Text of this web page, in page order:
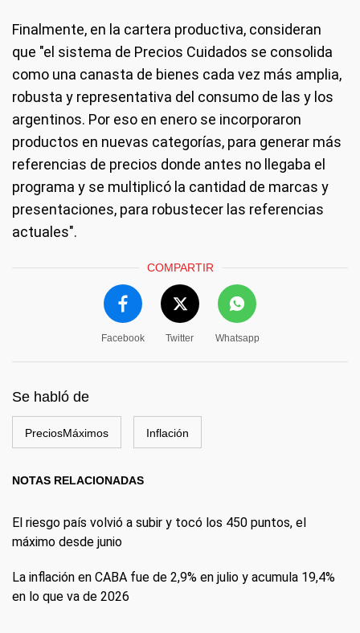
Finalmente, en la cartera productiva, consideran
que "el sistema de Precios Cuidados se consolida
como una canasta de bienes cada vez más amplia,
robusta y representativa del consumo de las y los
argentinos. Por eso en enero se incorporaron
productos en nuevas categorías, para generar más
referencias de precios donde antes no llegaba el
programa y se multiplicó la cantidad de marcas y
presentaciones, para robustecer las referencias
actuales".
COMPARTIR
Facebook Twitter Whatsapp
Se habló de
PreciosMáximos Inflación
NOTAS RELACIONADAS
El riesgo país volvió a subir y tocó los 450 puntos, el
máximo desde junio
La inflación en CABA fue de 2,9% en julio y acumula 19,4%
en lo que va de 2026